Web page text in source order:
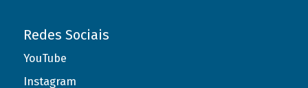
Redes Sociais
YouTube
Instagram